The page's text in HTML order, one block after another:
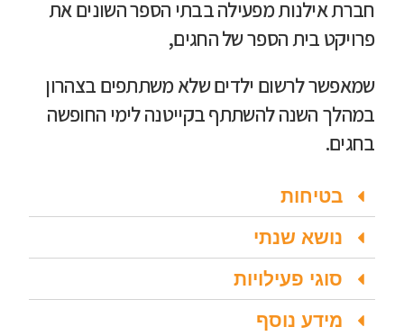
חברת אילנות מפעילה בבתי הספר השונים את
פרויקט בית הספר של החגים,
שמאפשר לרשום ילדים שלא משתתפים בצהרון
במהלך השנה להשתתף בקייטנה לימי החופשה
בחגים.
בטיחות
נושא שנתי
סוגי פעילויות
מידע נוסף